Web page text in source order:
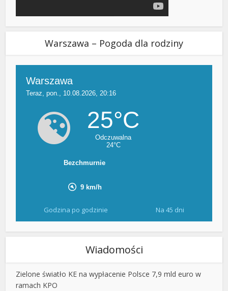
Warszawa – Pogoda dla rodziny
Godzina po godzinie Na 45 dni
Wiadomości
Zielone światło KE na wypłacenie Polsce 7,9 mld euro w
ramach KPO